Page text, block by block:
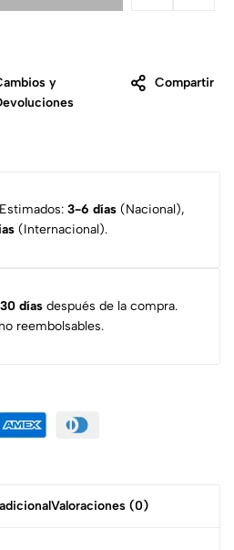
y
Compartir
3-6 días(Nacional),
(Internacional).
30 días después de la compra.
reembolsables.
Valoraciones (0)